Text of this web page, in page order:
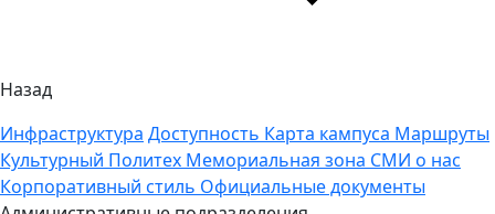
Назад
Инфраструктура Доступность Карта кампуса Маршруты
Культурный Политех Мемориальная зона СМИ о нас
Корпоративный стиль Официальные документы